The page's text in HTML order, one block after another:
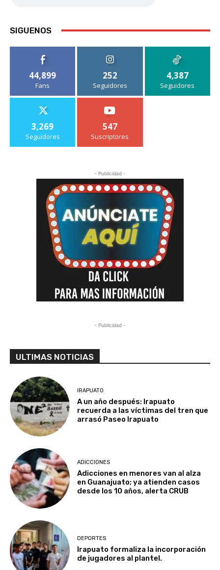
SIGUENOS
44,899
Fans
252
Seguidores
4,387
Seguidores
3,269
Seguidores
547
Suscriptores
- Publicidad -
- Publicidad -
ULTIMAS NOTICIAS
IRAPUATO
A un año después: Irapuato
recuerda a las víctimas del tren que
arrasó Paseo Irapuato
ADICCIONES
Adicciones en menores van al alza
en Guanajuato; ya atienden casos
desde los 10 años, alerta CRUB
DEPORTES
Irapuato formaliza la incorporación
de jugadores al plantel.